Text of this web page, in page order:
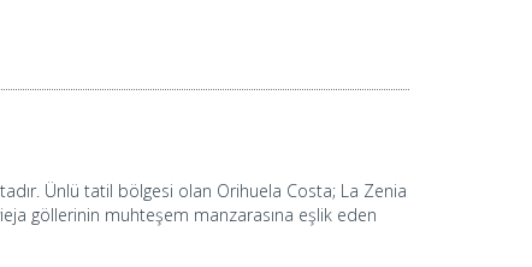
Ünlü tatil bölgesi olan Orihuela Costa; La Zenia
göllerinin muhteşem manzarasına eşlik eden